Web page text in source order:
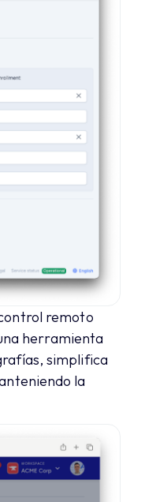
remoto
herramienta
simplifica
la